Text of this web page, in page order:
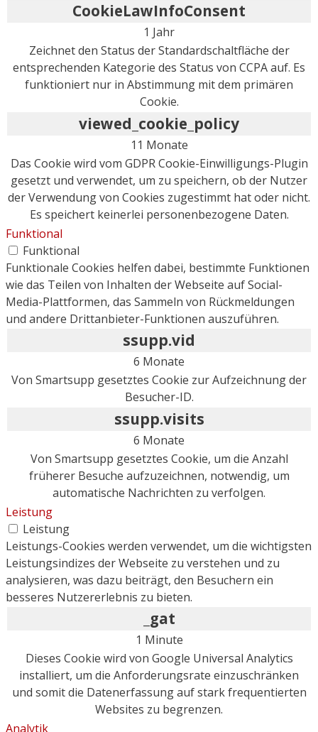
CookieLawInfoConsent
1 Jahr
Zeichnet den Status der Standardschaltfläche der
entsprechenden Kategorie des Status von CCPA auf. Es
funktioniert nur in Abstimmung mit dem primären
Cookie.
viewed_cookie_policy
11 Monate
Das Cookie wird vom GDPR Cookie-Einwilligungs-Plugin
gesetzt und verwendet, um zu speichern, ob der Nutzer
der Verwendung von Cookies zugestimmt hat oder nicht.
Es speichert keinerlei personenbezogene Daten.
Funktional
Funktional
Funktionale Cookies helfen dabei, bestimmte Funktionen
wie das Teilen von Inhalten der Webseite auf Social-
Media-Plattformen, das Sammeln von Rückmeldungen
und andere Drittanbieter-Funktionen auszuführen.
ssupp.vid
6 Monate
Von Smartsupp gesetztes Cookie zur Aufzeichnung der
Besucher-ID.
ssupp.visits
6 Monate
Von Smartsupp gesetztes Cookie, um die Anzahl
früherer Besuche aufzuzeichnen, notwendig, um
automatische Nachrichten zu verfolgen.
Leistung
Leistung
Leistungs-Cookies werden verwendet, um die wichtigsten
Leistungsindizes der Webseite zu verstehen und zu
analysieren, was dazu beiträgt, den Besuchern ein
besseres Nutzererlebnis zu bieten.
_gat
1 Minute
Dieses Cookie wird von Google Universal Analytics
installiert, um die Anforderungsrate einzuschränken
und somit die Datenerfassung auf stark frequentierten
Websites zu begrenzen.
Analytik